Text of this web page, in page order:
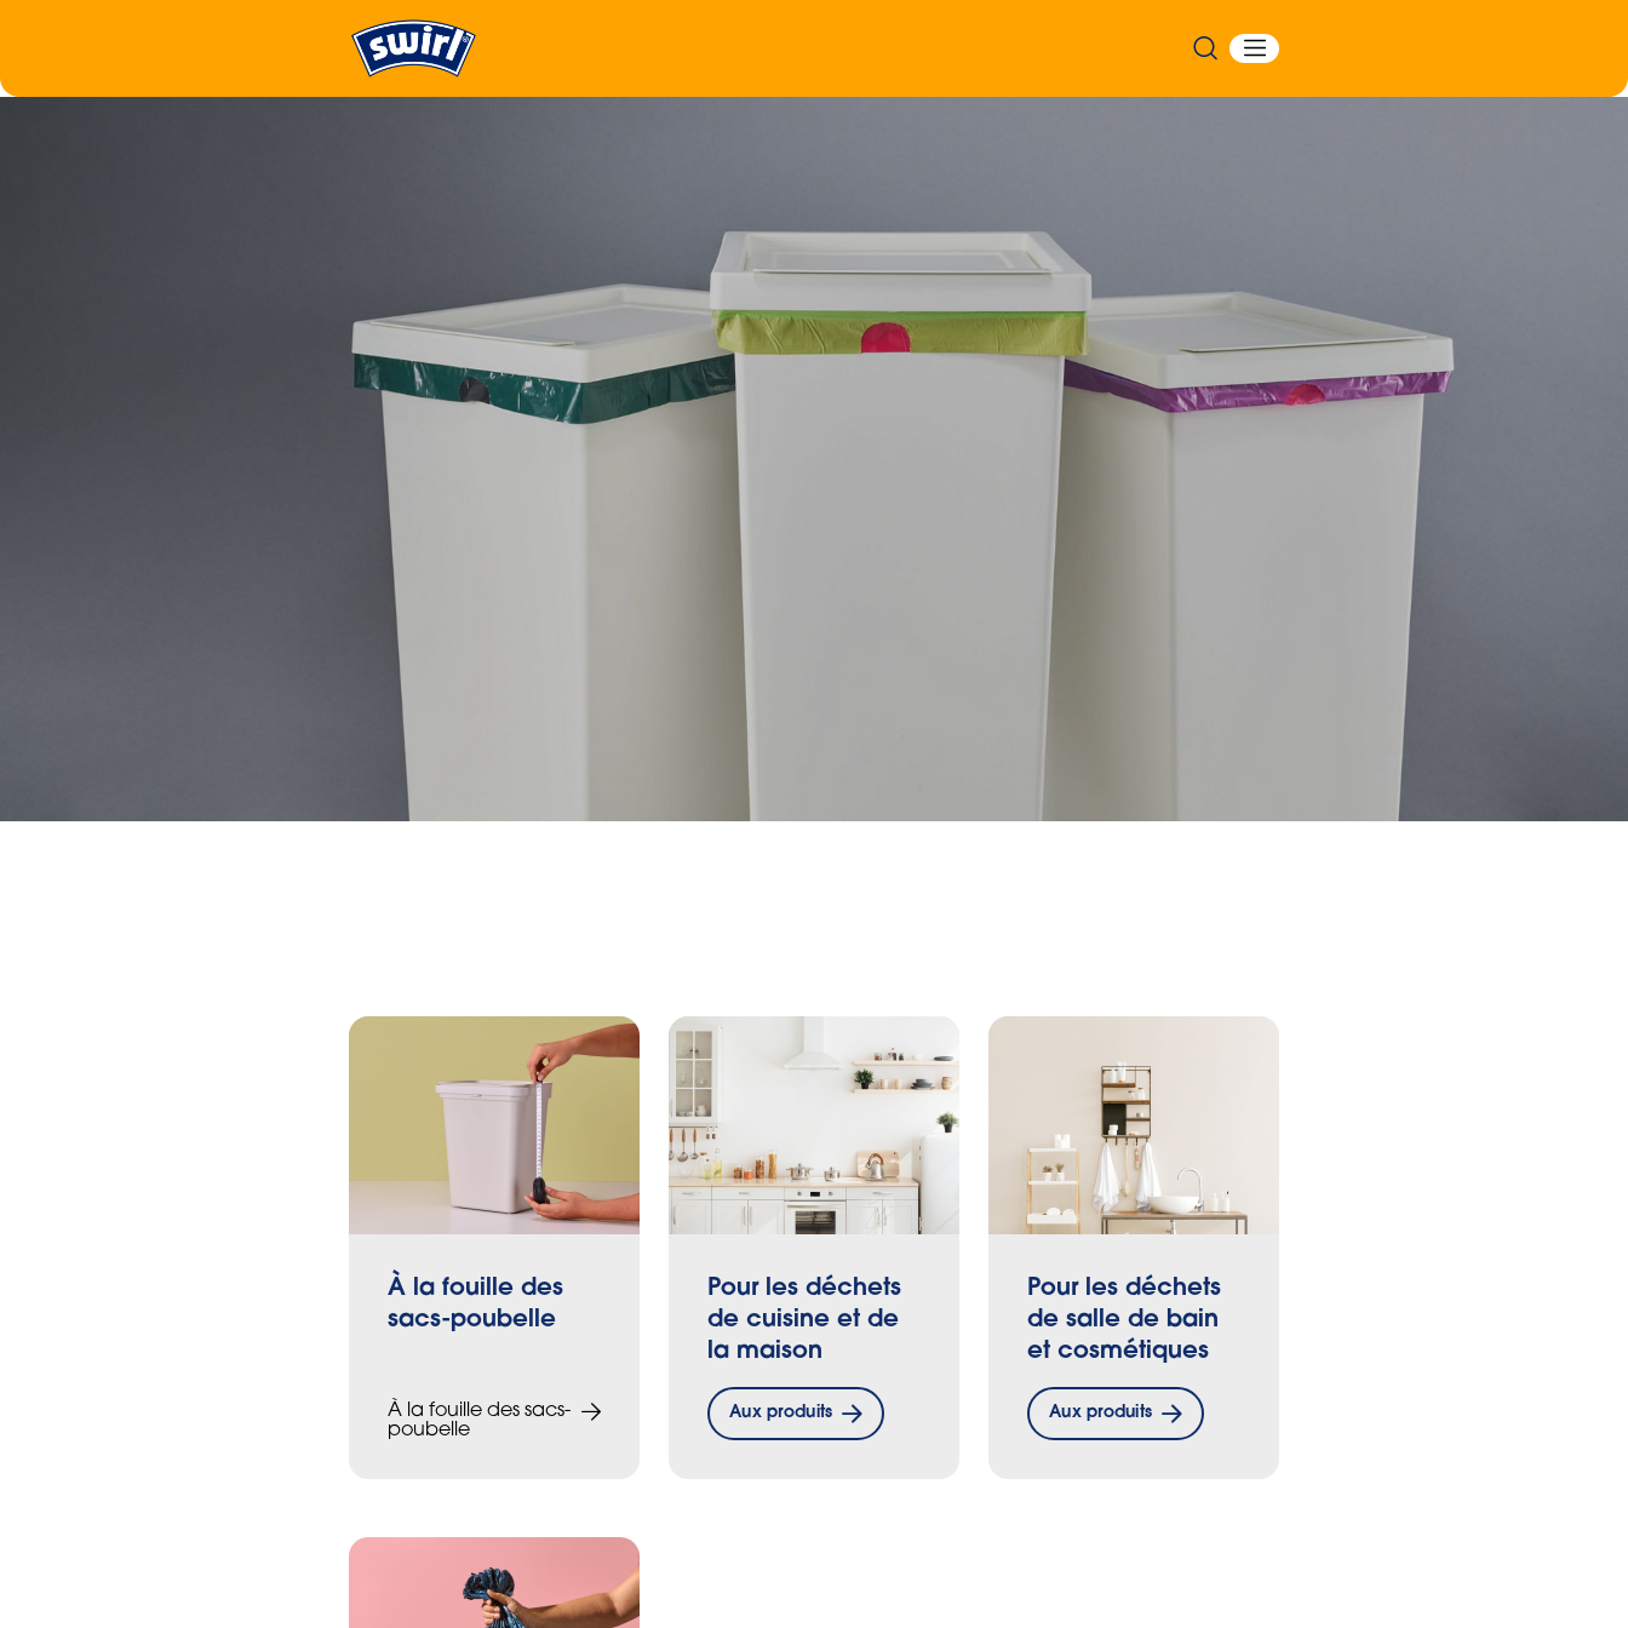
À la fouille des
sacs-poubelle
À la fouille des sacs-
poubelle
Pour les déchets
de cuisine et de
la maison
Aux produits
Pour les déchets
de salle de bain
et cosmétiques
Aux produits